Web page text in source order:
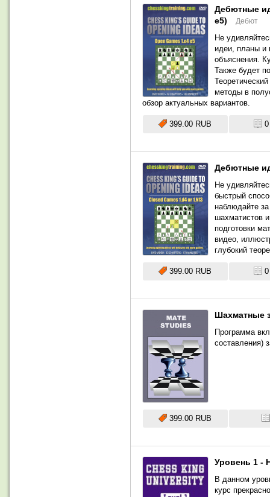
Дебютные
e5)
Дебют
Не
идеи, планы и
объяснения.
Также будет
методы в
обзор актуальных вариантов.
399.00 RUB
Дебютные
Не
быстрый
наблюдайте
шахматистов
подготовки
видео,
глубокий
399.00 RUB
Шахматные
Программа
составления)
399.00 RUB
Уровень 1 -
В данном
курс